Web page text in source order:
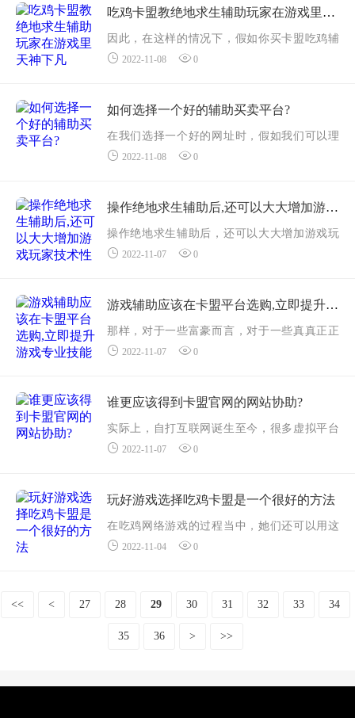
人来说，如果你想选择这方面的东西，有时候
考...
吃鸡卡盟教绝地求生辅助玩家在游戏里天神下凡
因此，在这样的情况下，假如你买卡盟吃鸡辅
助，确实能让他们处在这一游戏神的表现，如
大，她们也会隐秘购买卡盟，因此很多眼睛，
这些...
2022-11-08 0
如何选择一个好的辅助买卖平台?
在我们选择一个好的网址时，假如我们可以理
解不同类型的物品或网址和我们的安全性不一
因此在咱们选择一个好的买卖平台以前，大家
首...
2022-11-08 0
操作绝地求生辅助后,还可以大大增加游戏玩家技术性
操作绝地求生辅助后，还可以大大增加游戏玩
家技术性，主要是因为辅助专用工具能帮助游
以迅速进行，在所提供的游戏互动中，能够更
加...
2022-11-07 0
游戏辅助应该在卡盟平台选购,立即提升游戏专业技能
那样，对于一些富豪而言，对于一些真真正正
并没有时间精力的游戏玩家来说，能直接在卡
种各样辅助能通过卡盟平台选购，立即提升游
戏...
2022-11-07 0
谁更应该得到卡盟官网的网站协助?
实际上，自打互联网诞生至今，很多虚拟平台
早已逐渐进入了我们视野。由于这些虚拟平台
中给我们给予很大的作用，卡盟官网网站就像
一...
2022-11-07 0
玩好游戏选择吃鸡卡盟是一个很好的方法
在吃鸡网络游戏的过程当中，她们还可以用这
种方式帮助在游戏里获得成功，因此在看电视
2022-11-04 0
<< < 27 28 29 30 31 32 33 34
35 36 > >>